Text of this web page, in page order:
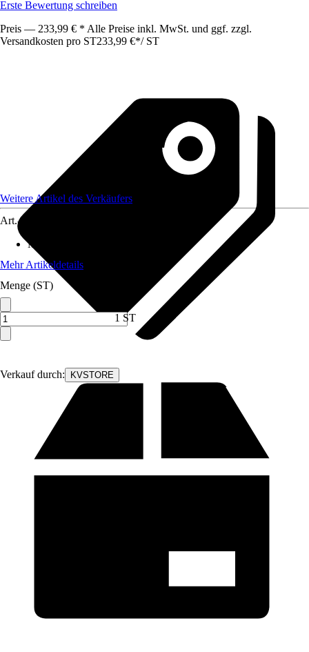
Erste Bewertung schreiben
Preis — 233,99 € * Alle Preise inkl. MwSt. und ggf. zzgl.
Versandkosten pro ST233,99 €*/ ST
Verkauf durch: KVSTORE
Weitere Artikel des Verkäufers
Art.-Nr.
Maße (BxHxT)
Mehr Artikeldetails
Menge (ST)
1 ST